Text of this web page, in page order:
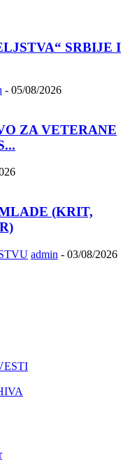
SRBIJE I
- 05/08/2026
ZA VETERANE
(KRIT,
admin - 03/08/2026